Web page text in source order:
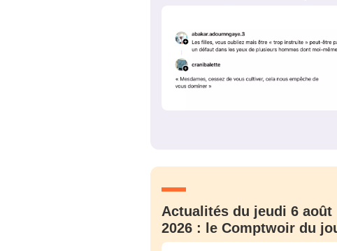
Actualités du jeudi 6 août
2026 : le Comptwoir du
EMAIL*
PASSWORD*
Quelques
tweets